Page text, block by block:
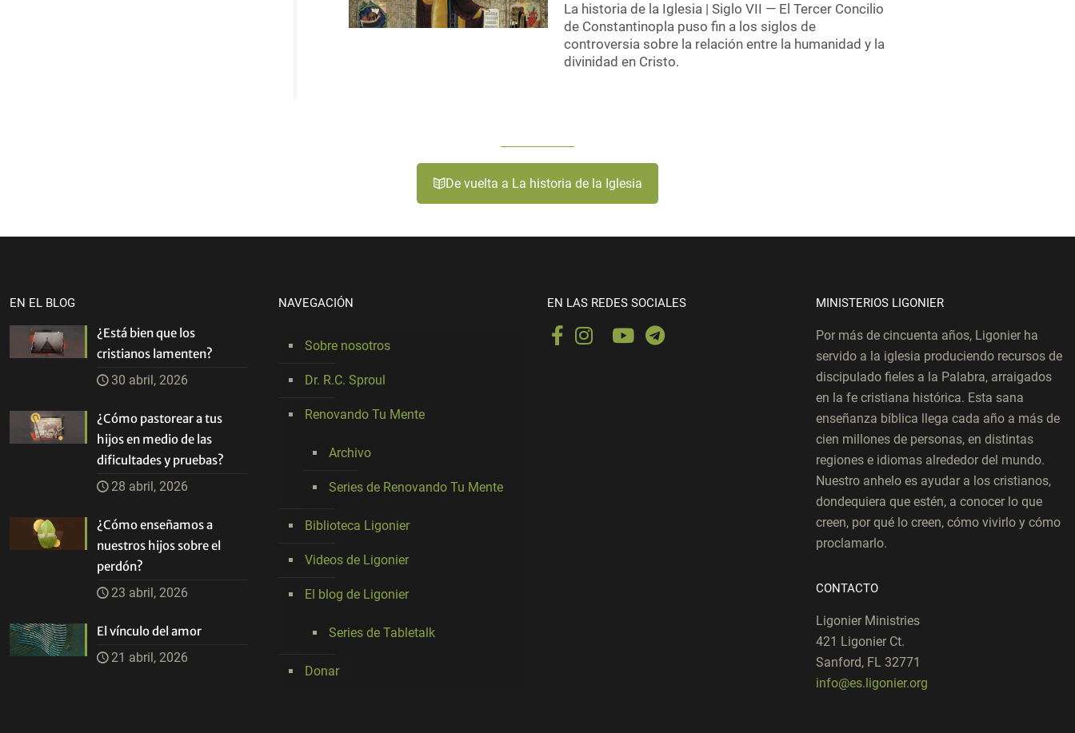
La historia de la Iglesia | Siglo VII — El Tercer Concilio
de Constantinopla puso fin a los siglos de
controversia sobre la relación entre la humanidad y la
divinidad en Cristo.
De vuelta a La historia de la Iglesia
EN EL BLOG
¿Está bien que los
cristianos lamenten?
30 abril, 2026
¿Cómo pastorear a tus
hijos en medio de las
dificultades y pruebas?
28 abril, 2026
¿Cómo enseñamos a
nuestros hijos sobre el
perdón?
23 abril, 2026
El vínculo del amor
21 abril, 2026
NAVEGACIÓN
Sobre nosotros
Dr. R.C. Sproul
Renovando Tu Mente
Archivo
Series de Renovando Tu Mente
Biblioteca Ligonier
Videos de Ligonier
El blog de Ligonier
Series de Tabletalk
Donar
EN LAS REDES SOCIALES MINISTERIOS LIGONIER
Por más de cincuenta años, Ligonier ha
servido a la iglesia produciendo recursos de
discipulado fieles a la Palabra, arraigados
en la fe cristiana histórica. Esta sana
enseñanza bíblica llega cada año a más de
cien millones de personas, en distintas
regiones e idiomas alrededor del mundo.
Nuestro anhelo es ayudar a los cristianos,
dondequiera que estén, a conocer lo que
creen, por qué lo creen, cómo vivirlo y cómo
proclamarlo.
CONTACTO
Ligonier Ministries
421 Ligonier Ct.
Sanford, FL 32771
info@es.ligonier.org